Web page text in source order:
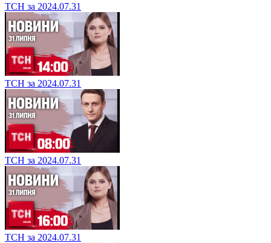
ТСН за 2024.07.31
ТСН за 2024.07.31
ТСН за 2024.07.31
ТСН за 2024.07.31